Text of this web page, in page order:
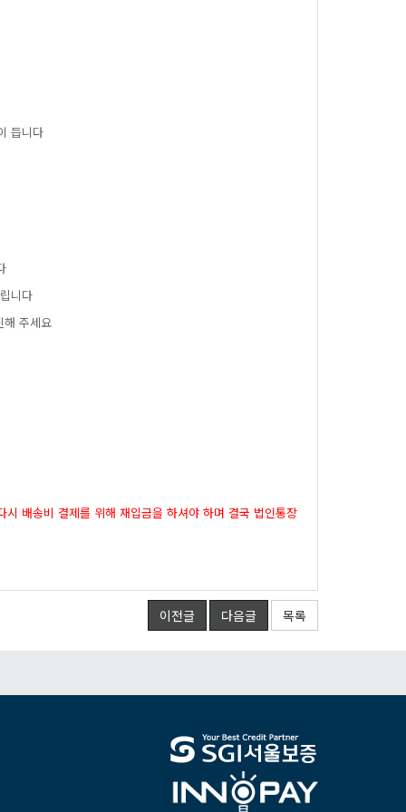
듭니다
니다
해주세요
배송비결제를위해재입금을하셔야하며결국법인통장
이전글 다음글 목록